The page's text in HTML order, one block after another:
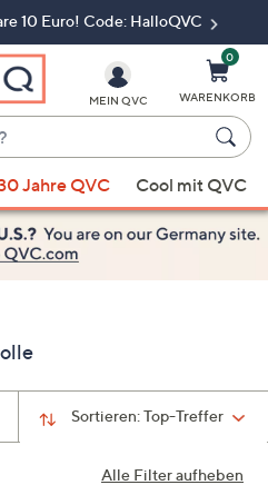
10 Euro! Code: HalloQVC
MEIN QVC
0
WARENKORB
Jahre QVC Cool mit QVC
Sortieren:Top-Treffer
Alle Filter aufheben